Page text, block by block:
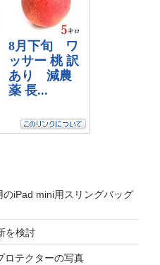
iPad mini用スリングバッグ
を検討
ロテクターの写真